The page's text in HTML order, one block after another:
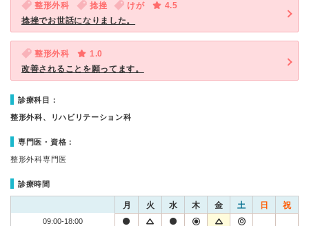
整形外科 捻挫 けが
4.5
捻挫でお世話になりました。
整形外科
1.0
改善されることを願ってます。
診療科目：
整形外科、リハビリテーション科
専門医・資格：
整形外科専門医
診療時間
月 火 水 木 金 土 日 祝
09:00-18:00